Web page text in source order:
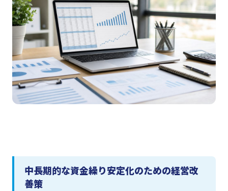
中長期的な資金繰り安定化のための経営改
善策